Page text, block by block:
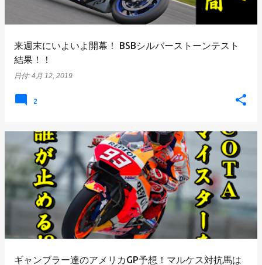
来週末にいよいよ開幕！ BSBシルバーストーンテスト
結果！！
日付: 4月 12, 2019
2
ギャンブラー達のアメリカGP予想！マルケス対抗馬は